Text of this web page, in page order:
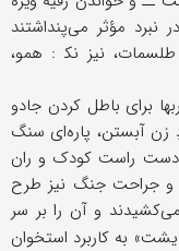
مؤثر می‌پنداشتند
این طلسمات، نیز ﻧﻜ : همو،
برای باطل کردن جادو
زن آبستن، پاره‌ای سنگ
راست کودک و ران
و جراحت جنگ نیز طرح
و آن را بر سر
۱۴ «بهرام یشت» به کاربرد استخوان